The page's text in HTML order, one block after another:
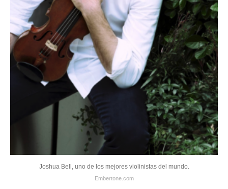
Joshua Bell, uno de los mejores violinistas del mundo.
Embertone.com